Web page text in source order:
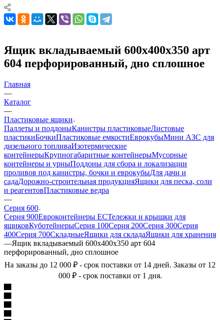
Ящик вкладываемый 600х400х350 арт
604 перфорированный, дно сплошное
Главная
—
Каталог
—
Пластиковые ящики
Паллеты и поддоныКанистры пластиковыеЛистовые
пластикиБочкиПластиковые емкостиЕврокубыМини АЗС для
дизельного топливаИзотермические
контейнерыКрупногабаритные контейнерыМусорные
контейнеры и урныПоддоны для сбора и локализации
проливов под канистры, бочки и еврокубыДля дачи и
садаДорожно-строительная продукцияЯщики для песка, соли
и реагентовПластиковые ведра
—
Серия 600
Серия 900Евроконтейнеры ЕСТележки и крышки для
ящиковКуботейнерыСерия 100Серия 200Серия 300Серия
400Серия 700СкладныеЯщики для складаЯщики для хранения
—Ящик вкладываемый 600х400х350 арт 604
перфорированный, дно сплошное
На заказы до 12 000 ₽ - срок поставки от 14 дней. Заказы от 12
000 ₽ - срок поставки от 1 дня.